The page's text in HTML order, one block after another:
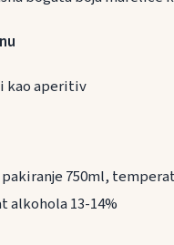
kao aperitiv
750ml,
alkohola 13-14%